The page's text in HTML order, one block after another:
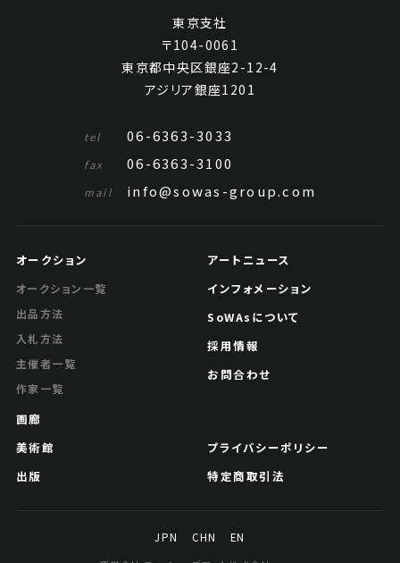
東京支社
〒104-0061
東京都中央区銀座2-12-4
アジリア銀座1201
tel 06-6363-3033
fax 06-6363-3100
mail info@sowas-group.com
オークション
オークション一覧
出品方法
入札方法
主催者一覧
作家一覧
画廊
美術館
出版
アートニュース
インフォメーション
SoWAsについて
採用情報
お問合わせ
プライバシーポリシー
特定商取引法
JPN CHN
EN